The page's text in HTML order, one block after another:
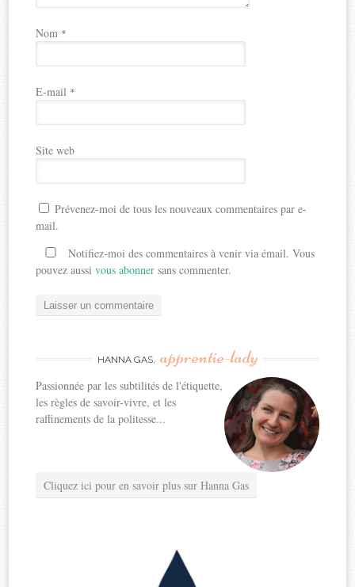
Nom *
E-mail *
Site web
Prévenez-moi de tous les nouveaux commentaires par e-
mail.
Notifiez-moi des commentaires à venir via émail. Vous
pouvez aussivous abonner sans commenter.
HANNA GAS, apprentie-lady
Passionnée par les subtilités de l'étiquette,
les règles de savoir-vivre, et les
raffinements de la politesse...
Cliquez ici pour en savoir plus sur Hanna Gas